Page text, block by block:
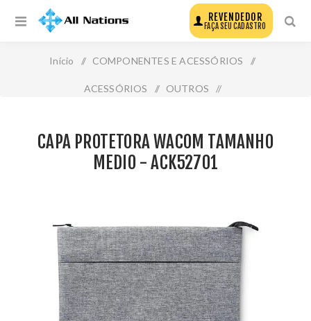
REVENDEDOR
FAÇA SEU CADASTRO
Início / COMPONENTES E ACESSÓRIOS /
ACESSÓRIOS / OUTROS /
CAPA PROTETORA WACOM TAMANHO
MEDIO - ACK52701